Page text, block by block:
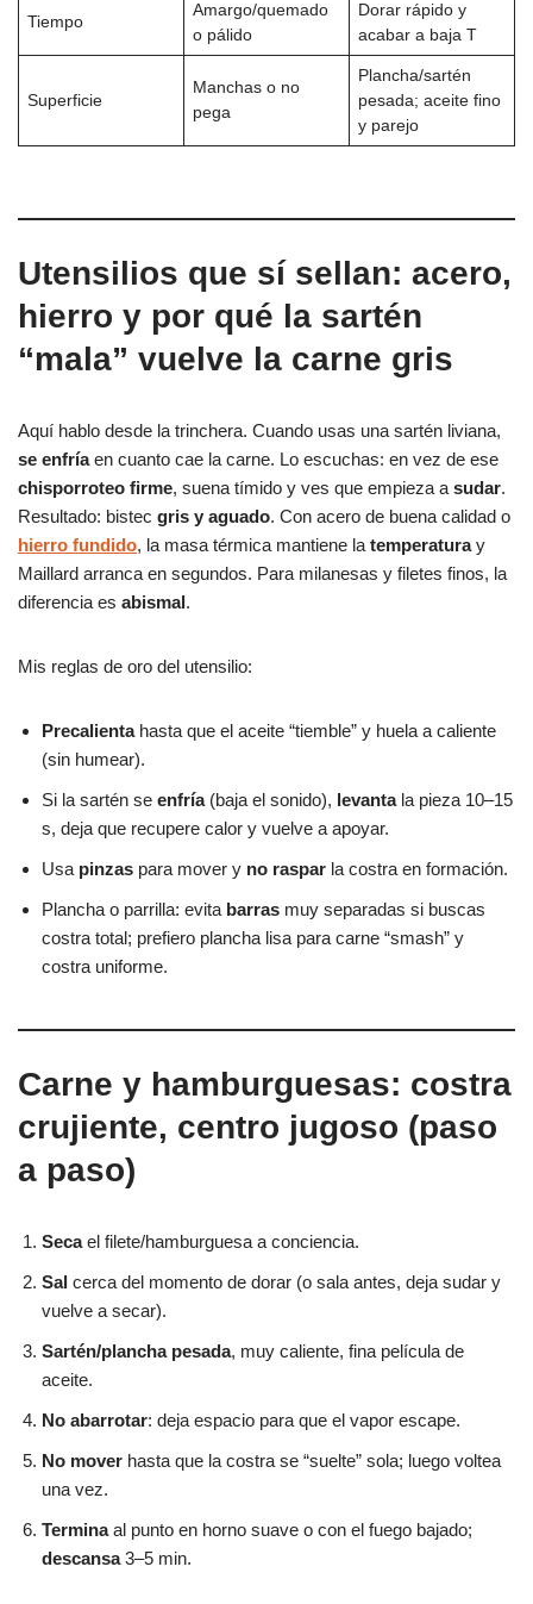
Tiempo
Amargo/quemado
o pálido
Dorar rápido y
acabar a baja T
Superficie
Manchas o no
pega
Plancha/sartén
pesada; aceite fino
y parejo
Utensilios que sí sellan: acero,
hierro y por qué la sartén
“mala” vuelve la carne gris
Aquí hablo desde la trinchera. Cuando usas una sartén liviana,
se enfríaen cuanto cae la carne. Lo escuchas: en vez de ese
chisporroteo firme, suena tímido y ves que empieza a sudar.
Resultado: bistec gris y aguado. Con acero de buena calidad o
hierro fundido, la masa térmica mantiene la temperaturay
Maillard arranca en segundos. Para milanesas y filetes finos, la
diferencia es abismal.
Mis reglas de oro del utensilio:
Precalientahasta que el aceite “tiemble” y huela a caliente
(sin humear).
Si la sartén se enfría(baja el sonido), levantala pieza 10–15
s, deja que recupere calor y vuelve a apoyar.
Usa pinzas para mover y no raspar la costra en formación.
Plancha o parrilla: evita barras muy separadas si buscas
costra total; prefiero plancha lisa para carne “smash” y
costra uniforme.
Carne y hamburguesas: costra
crujiente, centro jugoso (paso
a paso)
Secael filete/hamburguesa a conciencia.
Sal cerca del momento de dorar (o sala antes, deja sudar y
vuelve a secar).
Sartén/plancha pesada, muy caliente, fina película de
aceite.
No abarrotar: deja espacio para que el vapor escape.
No mover hasta que la costra se “suelte” sola; luego voltea
una vez.
Terminaal punto en horno suave o con el fuego bajado;
descansa3–5 min.